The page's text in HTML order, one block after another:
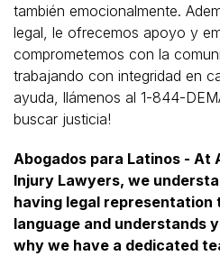
también emocionalmente.
legal, le ofrecemos apoyo y
comprometemos con la
trabajando con integridad en
ayuda, llámenos al 1-844-
buscar justicia!
Abogados para Latinos - At
Injury Lawyers, we
having legal representation
language and understands
why we have a dedicated